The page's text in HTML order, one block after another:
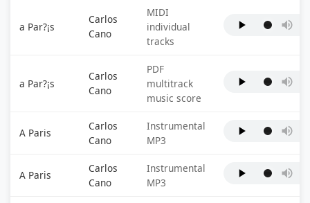
a Par?¡s
Carlos
Cano
MIDI
individual
tracks
a Par?¡s
Carlos
Cano
PDF
multitrack
music score
A Paris
Carlos
Cano
Instrumental
MP3
A Paris
Carlos
Cano
Instrumental
MP3